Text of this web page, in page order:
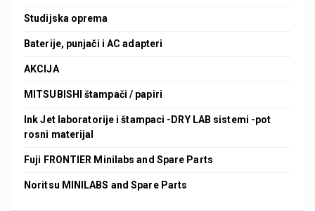
Studijska oprema
Baterije, punjači i AC adapteri
AKCIJA
MITSUBISHI štampači / papiri
Ink Jet laboratorije i štampaci -DRY LAB sistemi -pot
rosni materijal
Fuji FRONTIER Minilabs and Spare Parts
Noritsu MINILABS and Spare Parts